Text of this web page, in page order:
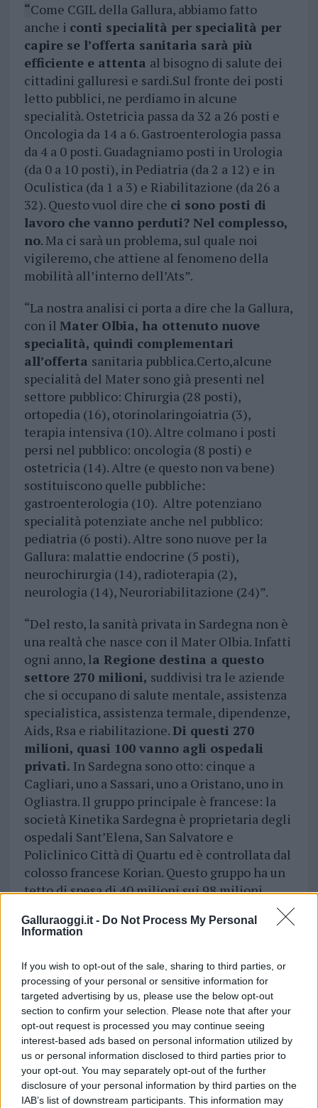
Galluraoggi.it - Do Not Process My Personal
Information
If you wish to opt-out of the sale, sharing to third parties, or
processing of your personal or sensitive information for
targeted advertising by us, please use the below opt-out
section to confirm your selection. Please note that after your
opt-out request is processed you may continue seeing
interest-based ads based on personal information utilized by
us or personal information disclosed to third parties prior to
your opt-out. You may separately opt-out of the further
disclosure of your personal information by third parties on the
IAB’s list of downstream participants. This information may
“Come CGIL della Gallura, abbiamo fatto
anche i conti specialità per specialità per
capire se l’offerta sanitaria sarà più
efficiente e attenta al bisogno di salute dei
cittadini galluresi e sardi.Sul fronte dei posti
letto pubblici, ne perdiamo in alcune
specialità. Ostetricia passa da 32 a 26 posti e
Oncologia da 14 a 6. Gastroenterologia passa
da 4 a 0 posti. Guadagniamo posti in Urologia
(da 0 a 10 posti), in Pediatria (da 2 a 12) e in
Oculistica (da 1 a 3) e Riabilitazione (da 26 a
32). Questo vuol dire che ci sono posti di
lavoro che vanno perduti? Nel complesso,
no. Ma ci sarà un problema, sul quale noi
vigileremo, che attiene al fenomeno della
mobilità all’interno dell’Ats”.
“La nostra analisi ci porta a dire che la Gallura,
con il Mater Olbia, ha ottenuto nuove
specialità, quindi complementari
all’offerta sanitaria pubblica.Certo,alcune
specialità del Mater sono già presenti nel
settore pubblico: Chirurgia (28 posti),
ortopedia (16), otorinolaringoiatria (3),
terapia intensiva (10). Altre colmano i posti
persi nel pubblico: oncologia (8 posti) e
ostetricia (14). Altre (e questo non va bene)
sostituiscono quelle pubbliche:
gastroenterologia (10). Altre potenziano
specialità potenziate anche nel pubblico:
pediatria (6 posti). Altre sono nuove per la
Gallura: malattie endocrine (5 posti),
neurochirurgia (14), radioterapia (2),
neurologia (14), Neuroriabilitazione (24)”.
“Del resto, la sanità privata in Sardegna non è
una realtà che nasce con il Mater Olbia. Infatti
ogni anno, la Regione destina a questo
settore 270 milioni, suddivisi tra le aziende
che si occupano di salute mentale, assistenza
specialistica, assistenza termale, dipendenze,
Aids, Rsa e riabilitazione.Di questi 270
milioni, quasi 100 vanno agli ospedali
privati. In Sardegna sono otto: cinque a
Cagliari, uno a Sassari, uno a Oristano, uno in
Ogliastra. Il gruppo principale è francese: la
società Kinetika Sardegna è proprietaria degli
ospedali Sant’Elena, San Salvatore e
Policlinico Città di Quartu ed è controllata dal
colosso francese Korian. Questo gruppo ha un
tetto di spesa di 40 milioni sui 98 milioni
imprenditori storici della sanità privata
“Una riforma sanitaria per essere una buona
riformanon deve prevedere solo tagli, ma
deve fare in modo che migliori la qualità
dei servizisanitari offerti, che renda i servizi
universalmente accessibili, cheil cittadino
gallurese e quindi sardo abbia garantito lo
stesso diritto alla salute che ha garantito
il cittadino milanese e quindi lombardo.